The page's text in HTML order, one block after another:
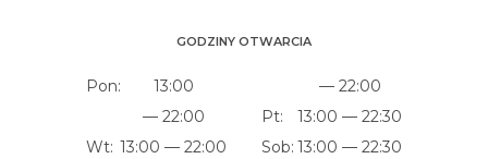
GODZINY OTWARCIA
Pon:
13:00
— 22:00
Wt: 13:00 — 22:00
— 22:00
Pt:
13:00 — 22:30
Sob: 13:00 — 22:30